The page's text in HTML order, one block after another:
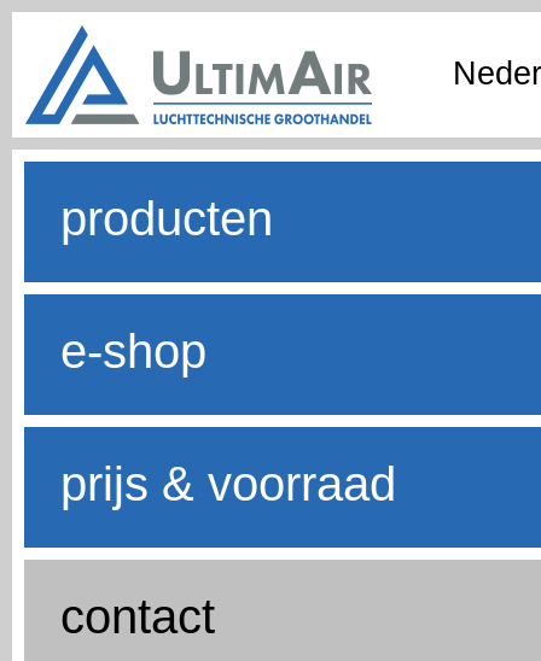
producten
e-shop
prijs & voorraad
contact